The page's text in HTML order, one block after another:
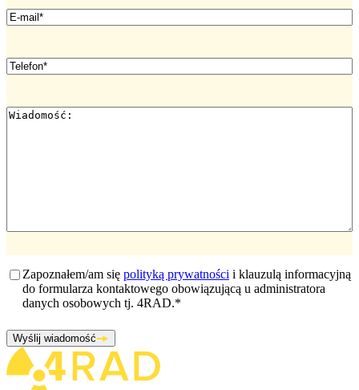
Email*
Telefon*
Wiadomość*
Zgoda*
Zapoznałem/am się polityką prywatności i klauzulą informacyjną
do formularza kontaktowego obowiązującą u administratora
danych osobowych tj. 4RAD.*
Wyślij wiadomość